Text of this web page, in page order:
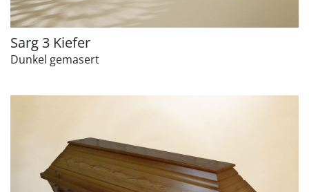
Sarg 3 Kiefer
Dunkel gemasert